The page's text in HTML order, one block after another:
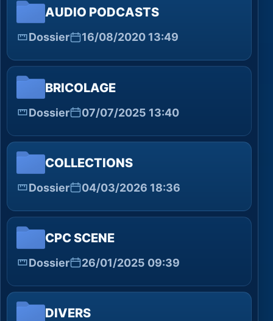
AUDIO PODCASTS
Dossier 16/08/2020 13:49
BRICOLAGE
Dossier 07/07/2025 13:40
COLLECTIONS
Dossier 04/03/2026 18:36
CPC SCENE
Dossier 26/01/2025 09:39
DIVERS